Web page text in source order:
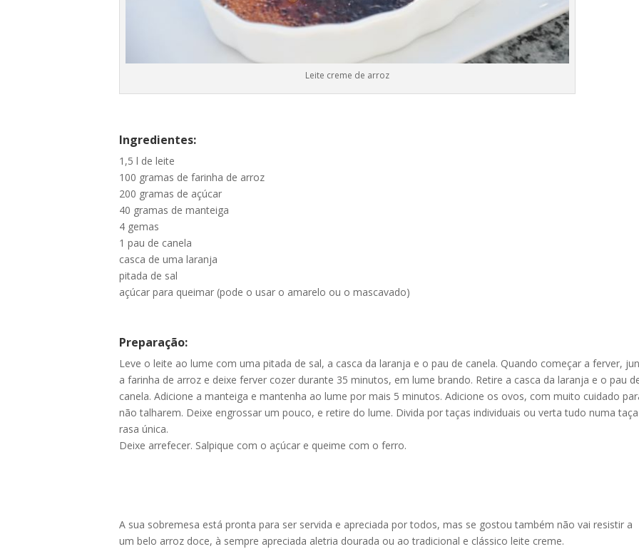
Leite creme de arroz
Ingredientes:
1,5 l de leite
100 gramas de farinha de arroz
200 gramas de açúcar
40 gramas de manteiga
4 gemas
1 pau de canela
casca de uma laranja
pitada de sal
açúcar para queimar (pode o usar o amarelo ou o mascavado)
Preparação:
Leve o leite ao lume com uma pitada de sal, a casca da laranja e o pau de canela. Quando começar a ferver,
a farinha de arroz e deixe ferver cozer durante 35 minutos, em lume brando. Retire a casca da laranja e o pau
canela. Adicione a manteiga e mantenha ao lume por mais 5 minutos. Adicione os ovos, com muito cuidado
não talharem. Deixe engrossar um pouco, e retire do lume. Divida por taças individuais ou verta tudo numa taça
rasa única.
Deixe arrefecer. Salpique com o açúcar e queime com o ferro.
A sua sobremesa está pronta para ser servida e apreciada por todos, mas se gostou também não vai resistir a
um belo arroz doce, à sempre apreciada aletria dourada ou ao tradicional e clássico leite creme.